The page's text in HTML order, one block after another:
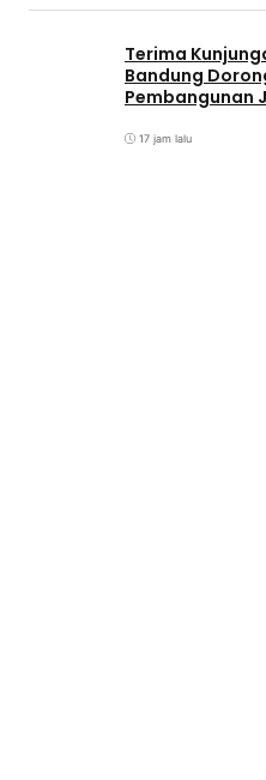
Terima
Bandung
Pembangunan
17 jam lalu